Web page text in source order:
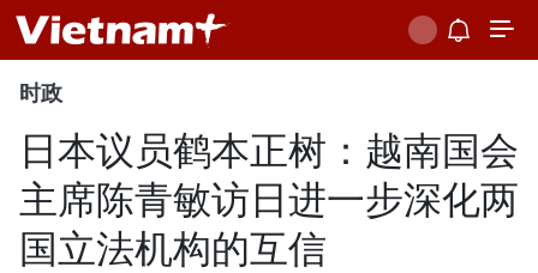
时政
日本议员鹤本正树：越南国会
主席陈青敏访日进一步深化两
国立法机构的互信